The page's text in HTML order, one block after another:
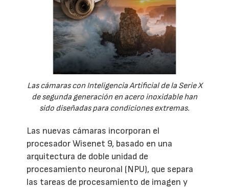
Las cámaras con Inteligencia Artificial de la Serie X
de segunda generación en acero inoxidable han
sido diseñadas para condiciones extremas.
Las nuevas cámaras incorporan el
procesador Wisenet 9, basado en una
arquitectura de doble unidad de
procesamiento neuronal (NPU), que separa
las tareas de procesamiento de imagen y